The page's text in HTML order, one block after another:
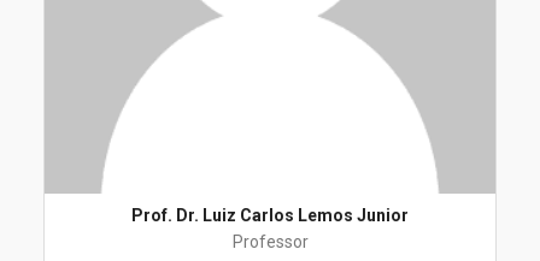
Prof. Dr. Luiz Carlos Lemos Junior
Professor